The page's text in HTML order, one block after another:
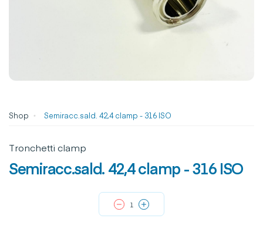
Shop Semiracc.sald. 42,4 clamp - 316 ISO
Tronchetti clamp
Semiracc.sald. 42,4 clamp - 316 ISO